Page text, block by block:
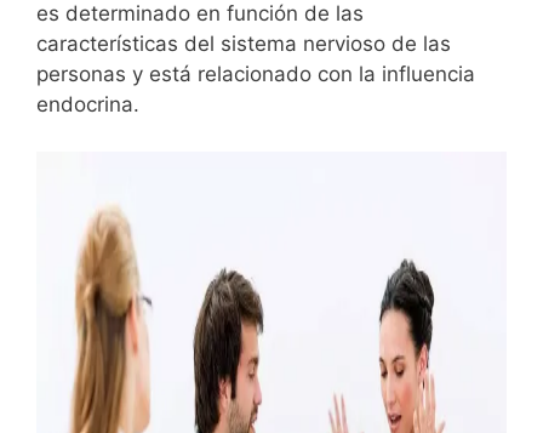
es determinado en función de las
características del sistema nervioso de las
personas y está relacionado con la influencia
endocrina.